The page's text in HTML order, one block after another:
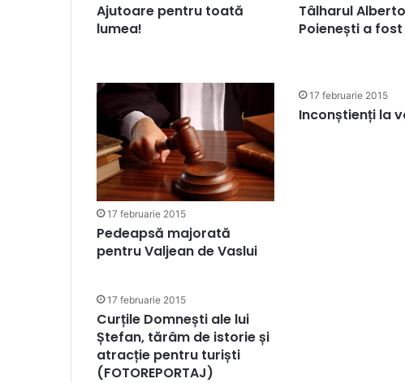
Ajutoare pentru toată
lumea!
Tâlharul
Poienești a
17 februarie 2015
Pedeapsă majorată
pentru Valjean de Vaslui
17 februarie 2015
Inconștienți la
17 februarie 2015
Curțile Domnești ale lui
Ștefan, tărâm de istorie și
atracție pentru turiști
(FOTOREPORTAJ)